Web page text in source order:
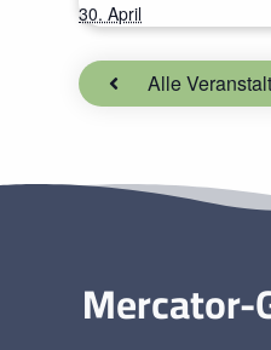
30. April
Alle
Mercator-